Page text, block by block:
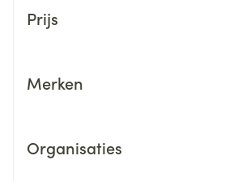
Prijs
Merken
Organisaties